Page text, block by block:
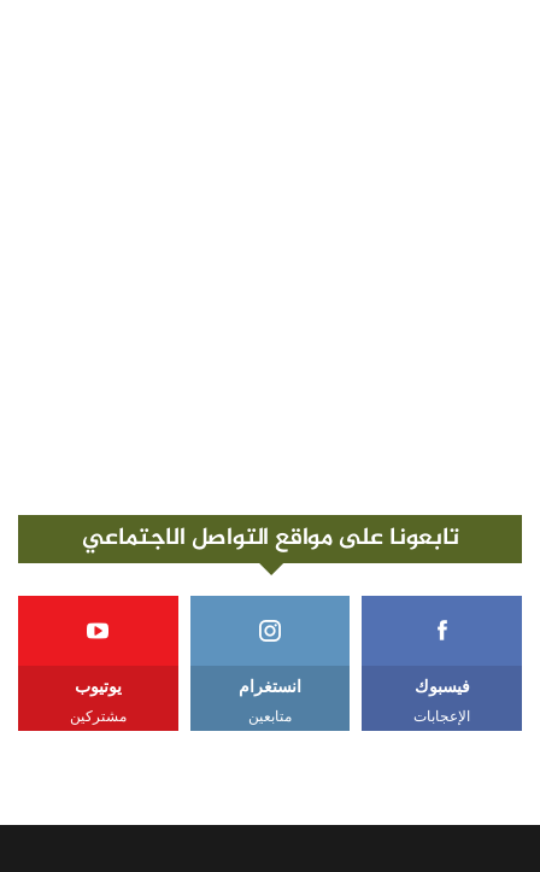
تابعونا على مواقع التواصل الاجتماعي
فيسبوك
الإعجابات
انستغرام
متابعين
يوتيوب
مشتركين